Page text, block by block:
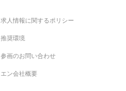
求人情報に関するポリシー
推奨環境
参画のお問い合わせ
エン会社概要